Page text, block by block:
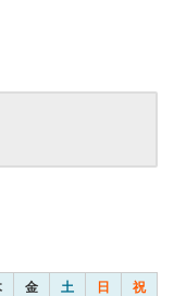
金 土 日 祝